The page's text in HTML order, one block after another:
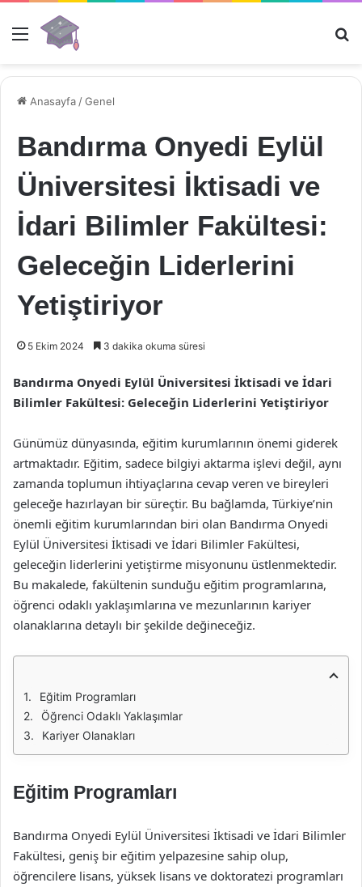
Menü
Anasayfa /Genel
Bandırma Onyedi Eylül
Üniversitesi İktisadi ve
İdari Bilimler Fakültesi:
Geleceğin Liderlerini
Yetiştiriyor
5 Ekim 2024 3 dakika okuma süresi
Bandırma Onyedi Eylül Üniversitesi İktisadi ve İdari
Bilimler Fakültesi: Geleceğin Liderlerini Yetiştiriyor
Günümüz dünyasında, eğitim kurumlarının önemi giderek
artmaktadır. Eğitim, sadece bilgiyi aktarma işlevi değil, aynı
zamanda toplumun ihtiyaçlarına cevap veren ve bireyleri
geleceğe hazırlayan bir süreçtir. Bu bağlamda, Türkiye’nin
önemli eğitim kurumlarından biri olan Bandırma Onyedi
Eylül Üniversitesi İktisadi ve İdari Bilimler Fakültesi,
geleceğin liderlerini yetiştirme misyonunu üstlenmektedir.
Bu makalede, fakültenin sunduğu eğitim programlarına,
öğrenci odaklı yaklaşımlarına ve mezunlarının kariyer
olanaklarına detaylı bir şekilde değineceğiz.
Eğitim Programları
Öğrenci Odaklı Yaklaşımlar
Kariyer Olanakları
Eğitim Programları
Bandırma Onyedi Eylül Üniversitesi İktisadi ve İdari Bilimler
Fakültesi, geniş bir eğitim yelpazesine sahip olup,
öğrencilere lisans, yüksek lisans ve doktoratezi programları